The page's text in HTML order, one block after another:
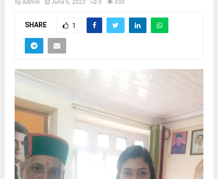
by Admin June 5, 2023 0 330
SHARE 1